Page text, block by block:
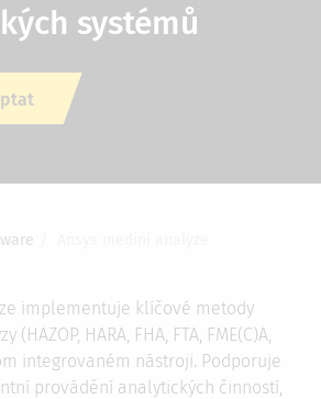
systémů
implementuje klíčové metody
HARA, FHA, FTA, FME(C)A,
integrovaném nástroji. Podporuje
provádění analytických činností,